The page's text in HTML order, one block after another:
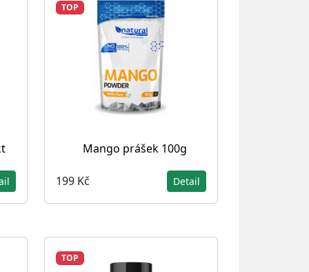
TOP
Mango prášek 100g
199 Kč Detail
TOP